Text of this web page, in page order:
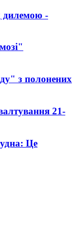
дилемою -
з полонених
21-
Це